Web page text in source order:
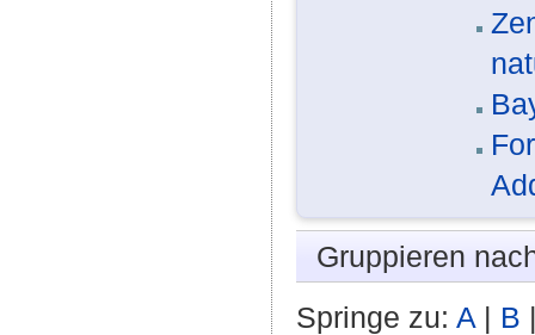
Gruppieren
Springe zu: A | B